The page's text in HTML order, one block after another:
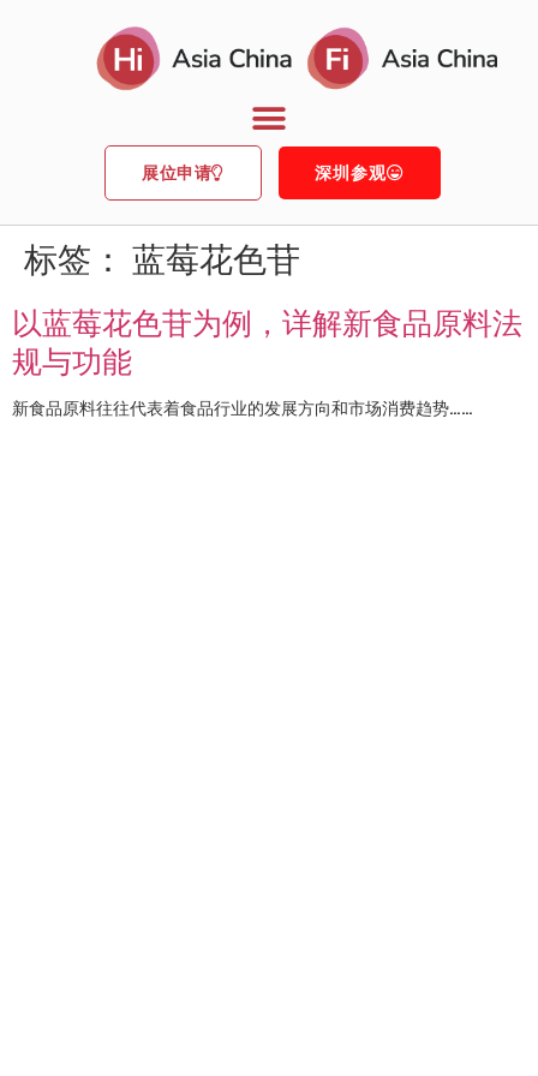
展位申请 深圳参观
标签： 蓝莓花色苷
以蓝莓花色苷为例，详解新食品原料法
规与功能
新食品原料往往代表着食品行业的发展方向和市场消费趋势……